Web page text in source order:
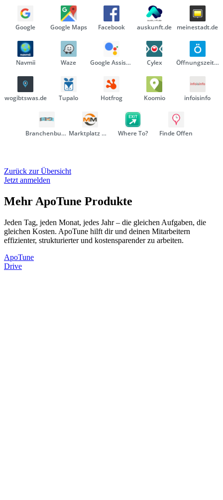
Google Google Maps Facebook auskunft.de meinestadt.de
Navmii Waze Google Assistant Cylex Öffnungszeitenbuch
wogibtswas.de Tupalo Hotfrog Koomio infoisinfo
Branchenbuch Deutschland Marktplatz Mittelstand Where To? Finde Offen
Zurück zur Übersicht
Jetzt anmelden
Mehr ApoTune Produkte
Jeden Tag, jeden Monat, jedes Jahr – die gleichen Aufgaben, die
gleichen Kosten. ApoTune hilft dir und deinen Mitarbeitern
effizienter, strukturierter und kostensparender zu arbeiten.
ApoTune
Drive